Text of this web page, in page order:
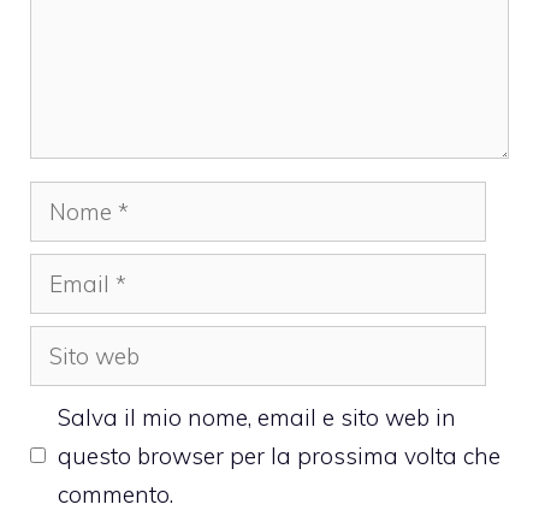
Nome
Email
Sito
web
Salva il mio nome, email e sito web in
questo browser per la prossima volta che
commento.